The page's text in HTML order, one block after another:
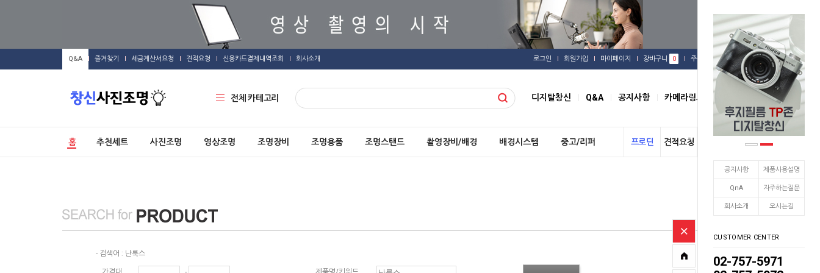
공지사항 제품사용설명
QnA 자주하는질문
회사소개 오시는길
CUSTOMER CENTER
02-757-5971
Q&A 즐겨찾기 세금계산서요청 견적요청 신용카드결제내역조회 회사소개 로그인 회원가입 마이페이지 장바구니 0 주문배송 관심상품
전체 카테고리 디지탈창신 Q&A 공지사항 카메라링크
홈 추천세트 사진조명 영상조명 조명장비 조명용품 조명스탠드 촬영장비/배경 배경시스템 중고/리퍼 프로딘 견적요청
> 상품검색
- 검색어 : 난룩스